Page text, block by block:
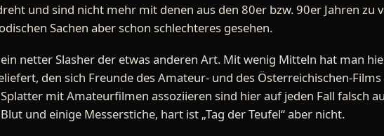
und sind nicht mehr mit denen aus den 80er bzw. 90er Jahren zu
Sachen aber schon schlechteres gesehen.
ein netter Slasher der etwas anderen Art. Mit wenig Mitteln hat man
den sich Freunde des Amateur- und des Österreichischen-
mit Amateurfilmen assoziieren sind hier auf jeden Fall falsch
und einige Messerstiche, hart ist „Tag der Teufel“ aber nicht.